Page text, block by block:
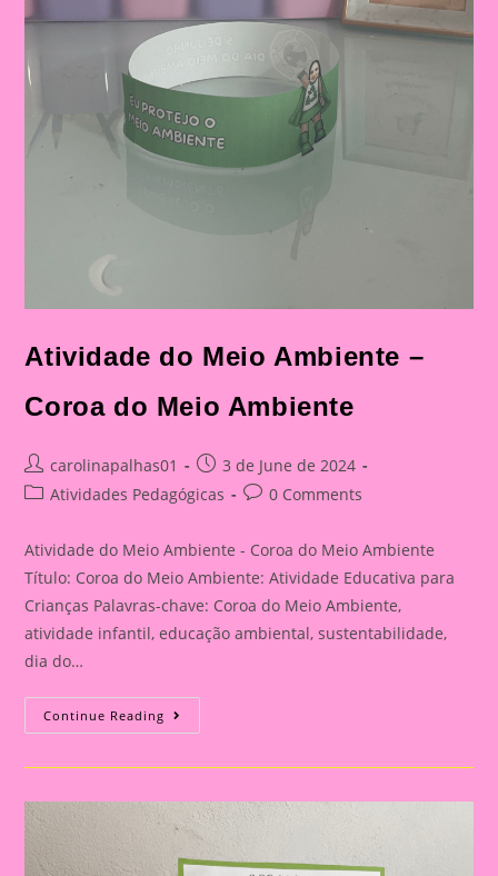
Atividade do Meio Ambiente –
Coroa do Meio Ambiente
Post
author:
carolinapalhas01
Post
published:
3 de June de 2024
PostAtividades Pedagógicas
Post0 Comments
Atividade do Meio Ambiente - Coroa do Meio Ambiente
Título: Coroa do Meio Ambiente: Atividade Educativa para
Crianças Palavras-chave: Coroa do Meio Ambiente,
atividade infantil, educação ambiental, sustentabilidade,
dia do…
Continue Reading Atividade
Do
Ambiente
Do
Meio
Ambiente